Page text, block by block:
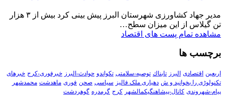
مدیر جهاد کشاورزی شهرستان البرز پیش بینی کرد بیش از ۳ هزار
تن گیلاس از این میزان سطح…
مشاهده تمام پست های اقتصاد
برچسب ها
اربعین اقتصادی البرز تابناك توصیه-سلامتی تکواندو حوادث-البرز خبرفوری-کرج خبرهای
تکنولوڑی را بخوانید و ش دهیاری ملک فالیز سیاسی صحن فوری ماهدشت محمدشهر
پیام-شهروندی کانال-پیشاهنگیکمالشهر کرج گرمدره گوهردشت